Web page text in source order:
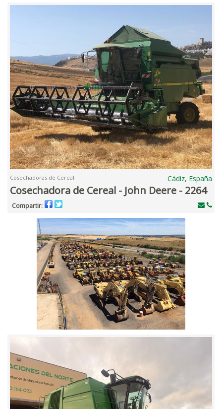
Cosechadoras de Cereal Cádiz, España
Cosechadora de Cereal - John Deere - 2264
Compartir: